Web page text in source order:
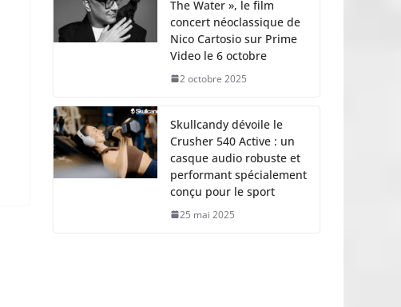
The Water », le film
concert néoclassique de
Nico Cartosio sur Prime
Video le 6 octobre
2 octobre 2025
Skullcandy dévoile le
Crusher 540 Active : un
casque audio robuste et
performant spécialement
conçu pour le sport
25 mai 2025